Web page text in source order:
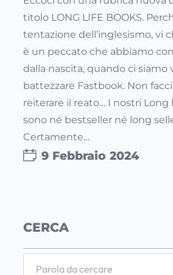
titolo LONG LIFE BOOKS.
tentazione dell’inglesismo, vi
è un peccato che abbiamo
dalla nascita, quando ci siamo
battezzare Fastbook. Non
reiterare il reato… I nostri Long
sono né bestseller né long
Certamente…
9 Febbraio 2024
CERCA